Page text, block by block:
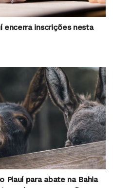
encerra inscrições nesta
Piauí para abate na Bahia